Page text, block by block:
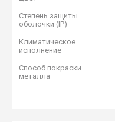
Степень защиты
оболочки (IP)
Климатическое
исполнение
Способ покраски
металла